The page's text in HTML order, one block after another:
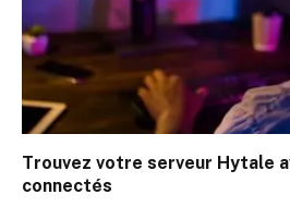
Trouvez votre serveur Hytale
connectés